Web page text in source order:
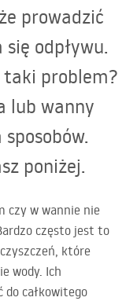
prowadzić
odpływu.
taki problem?
lub wanny
poniżej.
czy w wannie nie
często jest to
które
wody. Ich
całkowitego